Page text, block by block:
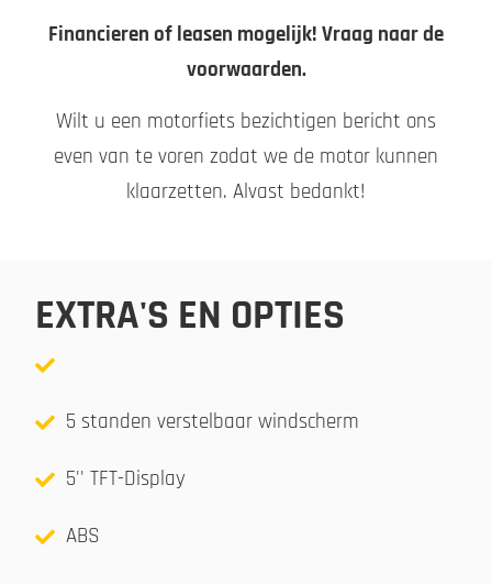
Financieren of leasen mogelijk! Vraag naar de
voorwaarden.
Wilt u een motorfiets bezichtigen bericht ons
even van te voren zodat we de motor kunnen
klaarzetten. Alvast bedankt!
EXTRA'S EN OPTIES
5 standen verstelbaar windscherm
5'' TFT-Display
ABS